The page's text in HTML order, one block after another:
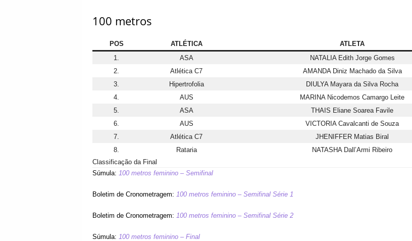
100 metros
POS ATLÉTICA ATLETA
1.
ASA NATALIA Edith Jorge Gomes
2.
Atlética C7 AMANDA Diniz Machado da Silva
3.
Hipertrofolia DIULYA Mayara da Silva Rocha
4.
AUS MARINA Nicodemos Camargo Leite
5.
ASA THAIS Eliane Soarea Favile
6.
AUS VICTORIA Cavalcanti de Souza
7.
Atlética C7 JHENIFFER Matias Biral
8.
Rataria NATASHA Dall’Armi Ribeiro
Classificação da Final
Súmula: 100 metros feminino – Semifinal
Boletim de Cronometragem: 100 metros feminino – Semifinal Série 1
Boletim de Cronometragem: 100 metros feminino – Semifinal Série 2
Súmula: 100 metros feminino – Final